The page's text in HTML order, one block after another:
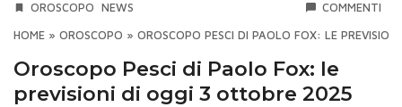
OROSCOPO
NEWS COMMENTI
HOME » OROSCOPO » OROSCOPO PESCI DI PAOLO FOX: LE
Oroscopo Pesci di Paolo Fox: le
previsioni di oggi 3 ottobre 2025